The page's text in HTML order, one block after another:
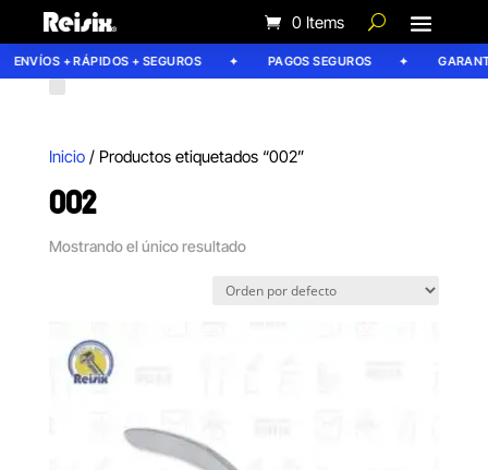
0 Items
ENVÍOS + RÁPIDOS + SEGUROS PAGOS SEGUROS
Inicio/ Productos etiquetados “002”
002
Mostrando el único resultado